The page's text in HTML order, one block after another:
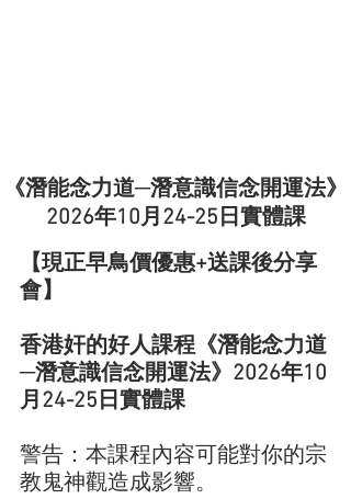
《潛能念力道─潛意識信念開運法》
2026年10月24-25日實體課
【現正早鳥價優惠+送課後分享
會】
香港奸的好人課程《潛能念力道
─潛意識信念開運法》2026年10
月24-25日實體課
警告：本課程內容可能對你的宗
教鬼神觀造成影響。